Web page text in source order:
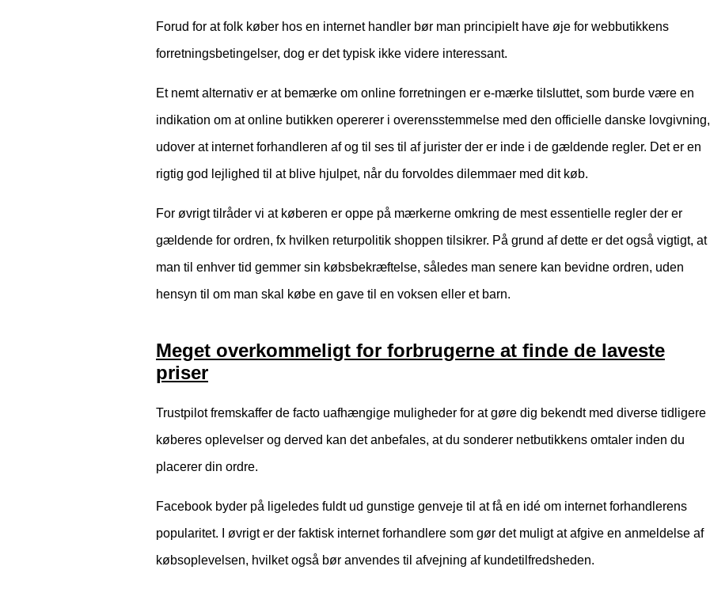
Forud for at folk køber hos en internet handler bør man principielt have øje for webbutikkens
forretningsbetingelser, dog er det typisk ikke videre interessant.
Et nemt alternativ er at bemærke om online forretningen er e-mærke tilsluttet, som burde være en
indikation om at online butikken opererer i overensstemmelse med den officielle danske lovgivning,
udover at internet forhandleren af og til ses til af jurister der er inde i de gældende regler. Det er en
rigtig god lejlighed til at blive hjulpet, når du forvoldes dilemmaer med dit køb.
For øvrigt tilråder vi at køberen er oppe på mærkerne omkring de mest essentielle regler der er
gældende for ordren, fx hvilken returpolitik shoppen tilsikrer. På grund af dette er det også vigtigt, at
man til enhver tid gemmer sin købsbekræftelse, således man senere kan bevidne ordren, uden
hensyn til om man skal købe en gave til en voksen eller et barn.
Meget overkommeligt for forbrugerne at finde de laveste
priser
Trustpilot fremskaffer de facto uafhængige muligheder for at gøre dig bekendt med diverse tidligere
køberes oplevelser og derved kan det anbefales, at du sonderer netbutikkens omtaler inden du
placerer din ordre.
Facebook byder på ligeledes fuldt ud gunstige genveje til at få en idé om internet forhandlerens
popularitet. I øvrigt er der faktisk internet forhandlere som gør det muligt at afgive en anmeldelse af
købsoplevelsen, hvilket også bør anvendes til afvejning af kundetilfredsheden.